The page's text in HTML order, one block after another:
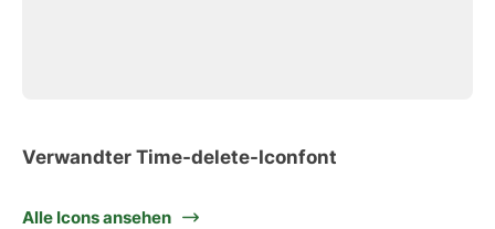
Verwandter Time-delete-Iconfont
Alle Icons ansehen